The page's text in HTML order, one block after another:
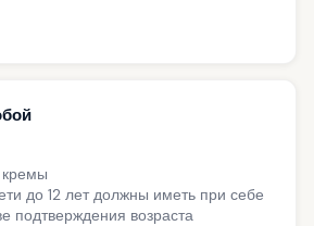
до 12 лет должны иметь при себе
подтверждения возраста